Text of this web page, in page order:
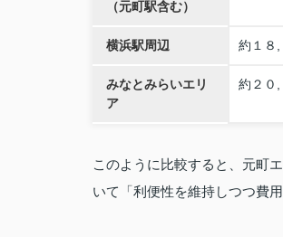
（元町駅含む）
横浜駅周辺 約１８,
みなとみらいエリ
ア
約２０,
このように比較すると、元町
いて「利便性を維持しつつ費